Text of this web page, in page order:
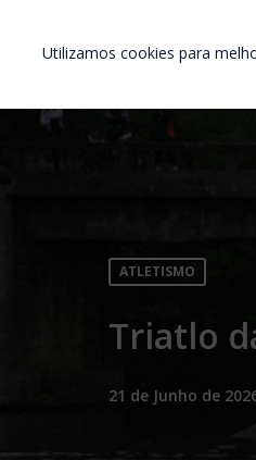
Utilizamos cookies para
ATLETISMO
Triatlo
21 de Junho de